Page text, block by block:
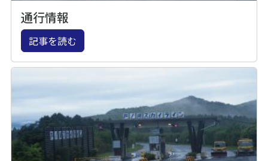
通行情報
記事を読む